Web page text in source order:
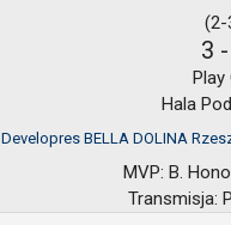
(2-
3 -
Play
Hala
Developres BELLA DOLINA
MVP: B.
Transmisja: